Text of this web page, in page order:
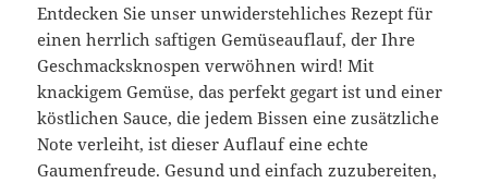
Entdecken Sie unser unwiderstehliches Rezept für
einen herrlich saftigen Gemüseauflauf, der Ihre
Geschmacksknospen verwöhnen wird! Mit
knackigem Gemüse, das perfekt gegart ist und einer
köstlichen Sauce, die jedem Bissen eine zusätzliche
Note verleiht, ist dieser Auflauf eine echte
Gaumenfreude. Gesund und einfach zuzubereiten,